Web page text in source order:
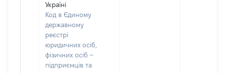
Україні
Код в Єдиному
державному
реєстрі
юридичних осіб,
фізичних осіб –
підприємців та